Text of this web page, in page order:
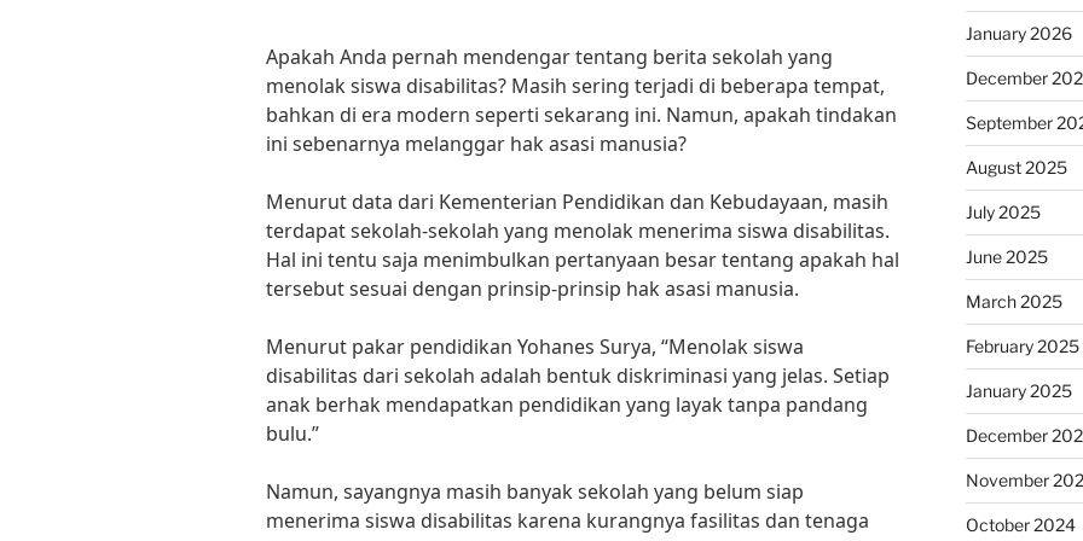
Apakah Anda pernah mendengar tentang berita sekolah yang
menolak siswa disabilitas? Masih sering terjadi di beberapa tempat,
bahkan di era modern seperti sekarang ini. Namun, apakah tindakan
ini sebenarnya melanggar hak asasi manusia?
Menurut data dari Kementerian Pendidikan dan Kebudayaan, masih
terdapat sekolah-sekolah yang menolak menerima siswa disabilitas.
Hal ini tentu saja menimbulkan pertanyaan besar tentang apakah hal
tersebut sesuai dengan prinsip-prinsip hak asasi manusia.
Menurut pakar pendidikan Yohanes Surya, “Menolak siswa
disabilitas dari sekolah adalah bentuk diskriminasi yang jelas. Setiap
anak berhak mendapatkan pendidikan yang layak tanpa pandang
bulu.”
Namun, sayangnya masih banyak sekolah yang belum siap
menerima siswa disabilitas karena kurangnya fasilitas dan tenaga
January 2026
December
September
August 2025
July 2025
June 2025
March 2025
February 2025
January 2025
December
November
October 2024